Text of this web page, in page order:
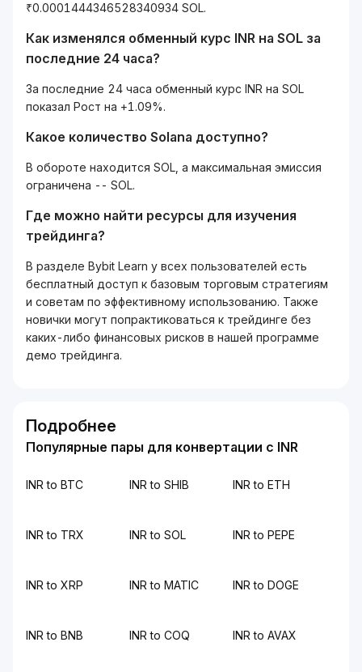
₹0.0001444346528340934 SOL.
Как изменялся обменный курс INR на SOL за
последние 24 часа?
За последние 24 часа обменный курс INR на SOL
показал Рост на +1.09%.
Какое количество Solana доступно?
В обороте находится SOL, а максимальная эмиссия
ограничена -- SOL.
Где можно найти ресурсы для изучения
трейдинга?
В разделе Bybit Learn у всех пользователей есть
бесплатный доступ к базовым торговым стратегиям
и советам по эффективному использованию. Также
новички могут попрактиковаться к трейдинге без
каких-либо финансовых рисков в нашей программе
демо трейдинга.
Подробнее
Популярные пары для конвертации с INR
INR to BTC INR to SHIB INR to ETH
INR to TRX INR to SOL INR to PEPE
INR to XRP INR to MATIC INR to DOGE
INR to BNB INR to COQ INR to AVAX